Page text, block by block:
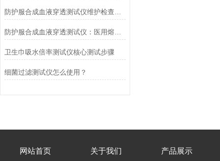
卫生巾吸水倍率测试仪核心测试步骤
细菌过滤测试仪怎么使用？
网站首页 关于我们 产品展示